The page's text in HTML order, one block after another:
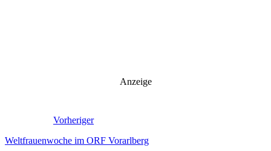
Anzeige
Vorheriger
Weltfrauenwoche im ORF Vorarlberg